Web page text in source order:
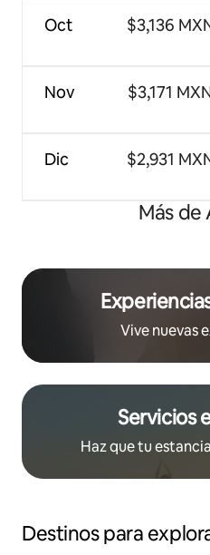
Oct
Nov
Dic
$3,136
$3,171
$2,931
Más de
Vive nuevas
Servicios
Haz que tu
Destinos para